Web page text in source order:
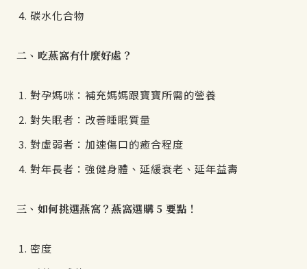
碳水化合物
二、吃燕窩有什麼好處？
對孕媽咪：補充媽媽跟寶寶所需的營養
對失眠者：改善睡眠質量
對虛弱者：加速傷口的癒合程度
對年長者：強健身體、延緩衰老、延年益壽
三、如何挑選燕窩？燕窩選購 5 要點！
密度